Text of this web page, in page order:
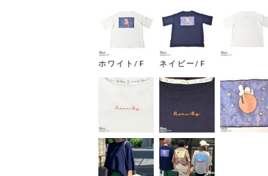
ホワイト/F ネイビー/F